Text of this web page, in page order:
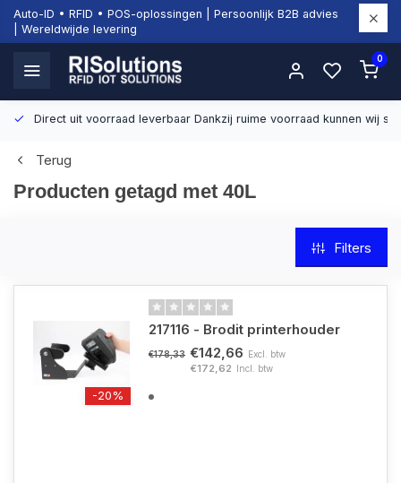
Auto-ID • RFID • POS-oplossingen | Persoonlijk B2B advies
| Wereldwijde levering
0
Direct uit voorraad leverbaar Dankzij ruime voorraad kunnen wij
Terug
Producten getagd met 40L
Filters
-20%
217116 - Brodit printerhouder
€178,33 €142,66 Excl. btw
€172,62 Incl. btw